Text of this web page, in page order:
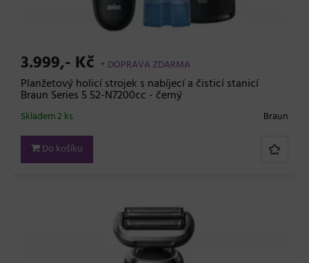
3.999,- Kč + DOPRAVA ZDARMA
Planžetový holicí strojek s nabíjecí a čisticí stanicí
Braun Series 5 52-N7200cc - černý
Braun
Skladem 2 ks
Do košíku